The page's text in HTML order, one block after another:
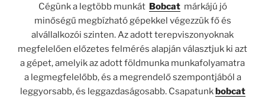
Cégünk a legtöbb munkát Bobcat márkájú jó
minőségű megbízható gépekkel végezzük fő és
alvállalkozói szinten. Az adott terepviszonyoknak
megfelelően előzetes felmérés alapján választjuk ki azt
a gépet, amelyik az adott földmunka munkafolyamatra
a legmegfelelőbb, és a megrendelő szempontjából a
leggyorsabb, és leggazdaságosabb. Csapatunkbobcat